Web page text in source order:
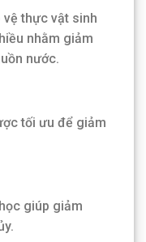
vệ thực vật sinh
nhằm giảm
nước.
tối ưu để giảm
giúp giảm